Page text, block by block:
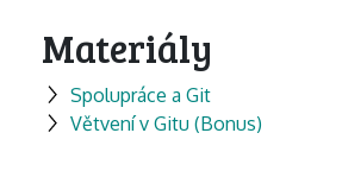
Materiály
Spolupráce a Git
Větvení v Gitu (Bonus)